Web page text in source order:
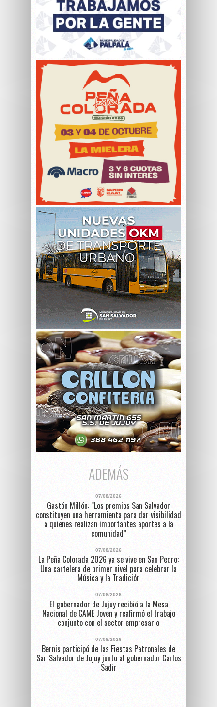
ADEMÁS
07/08/2026
Gastón Millón: “Los premios San Salvador
constituyen una herramienta para dar visibilidad
a quienes realizan importantes aportes a la
comunidad”
07/08/2026
La Peña Colorada 2026 ya se vive en San Pedro:
Una cartelera de primer nivel para celebrar la
Música y la Tradición
07/08/2026
El gobernador de Jujuy recibió a la Mesa
Nacional de CAME Joven y reafirmó el trabajo
conjunto con el sector empresario
07/08/2026
Bernis participó de las Fiestas Patronales de
San Salvador de Jujuy junto al gobernador Carlos
Sadir